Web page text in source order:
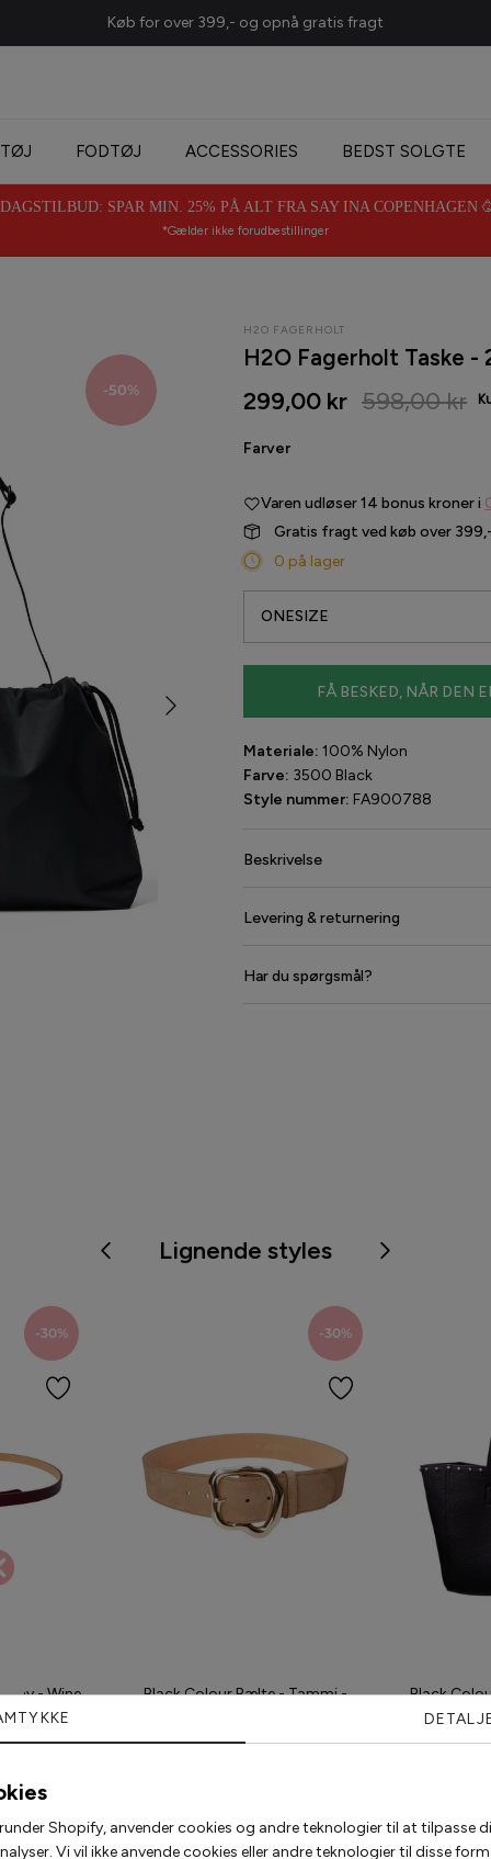
TØJ FODTØJ ACCESSORIES BEDST SOLGTE
SPAR MIN. 25% PÅ ALT FRA SAY INA COPENHAGEN
*Gælder ikke forudbestillinger
Shopify, anvender cookies og andre teknologier til at tilpasse
Vi vil ikke anvende cookies eller andre teknologier til disse
-50%
H2O FAGERHOLT
H2O Fagerholt Taske -
299,00 kr 598,00 kr
Farver
Varen udløser14 bonus kroner i
Gratis fragt ved køb over 399,-
0 på lager
ONESIZE
FÅ BESKED, NÅR DEN
Materiale: 100% Nylon
Farve: 3500 Black
Style nummer: FA900788
Beskrivelse
Levering & returnering
Har du spørgsmål?
Lignende styles
-30%
- Wine
kr
-30%
Black Colour Bælte - Tammi -
243,60 kr 348,00 kr
Black
Populære accessories